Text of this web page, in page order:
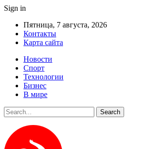
Sign in
Пятница, 7 августа, 2026
Контакты
Карта сайта
Новости
Спорт
Технологии
Бизнес
В мире